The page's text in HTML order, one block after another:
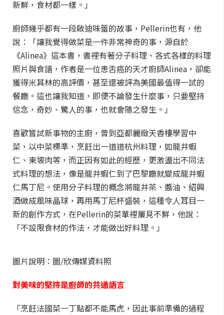
新鮮，食材都一樣。」
廚師幾乎都有一段啟迪味蕾的故事，Pellerin也有，他
說：「讓我覺得做菜是一件非常神奇的事，源自於
《Alinea》這本書，書裡有著分子料理、各式各樣的料理
照片與食譜，作者是一位患舌癌的天才廚師Alinea，卻能
獲得米其林的高評價，甚至還被評為美國最值得一試的
餐廳。這也讓我知道，即便不論發生什麼事，只要堅持
信念，奇妙、驚人的事，也就會隨之發生。」
喜歡嘗試新事物的主廚，曾到亞都麗緻天香樓學習中
菜，以中菜標準，烹飪出一道道杭州料理，如龍井蝦
仁、東坡肉等，而正因有如此的經歷，更激盪出不同法
式料理的想法，像是龍井蝦仁到了巴黎廳就變成龍井蝦
仁馬丁尼。使用分子料理的概念將龍井茶、醬油、紹興
酒做成風味晶球，再用馬丁尼杯盛裝，這種令人耳目一
新的創作方式，在Pellerin的菜單裡屢見不鮮，他說：
「不設限食材的作法，才能做出好料理。」
圖片說明：圖/欣傳媒資料照
對美味的堅持是廚師的共通語言
「烹飪法國菜一丁點都不能馬虎，因此事前準備的過程